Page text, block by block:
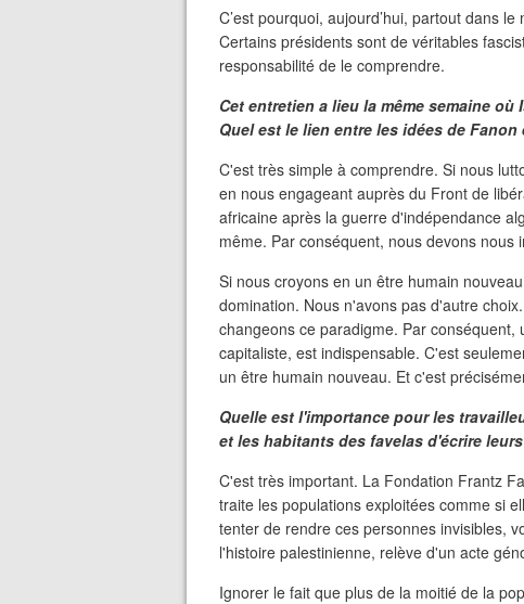
C’est pourquoi, aujourd’hui, partout dans
Certains présidents sont de véritables
responsabilité de le comprendre.
Cet entretien a lieu la même semaine
Quel est le lien entre les idées de Fanon
C'est très simple à comprendre. Si nous
en nous engageant auprès du Front de
africaine après la guerre d'indépendance
même. Par conséquent, nous devons nous
Si nous croyons en un être humain
domination. Nous n'avons pas d'autre
changeons ce paradigme. Par
capitaliste, est indispensable. C'est
un être humain nouveau. Et c'est
Quelle est l'importance pour les
et les habitants des favelas d'écrire
C'est très important. La Fondation Frantz
traite les populations exploitées comme si
tenter de rendre ces personnes invisibles,
l'histoire palestinienne, relève d'un acte
Ignorer le fait que plus de la moitié de la